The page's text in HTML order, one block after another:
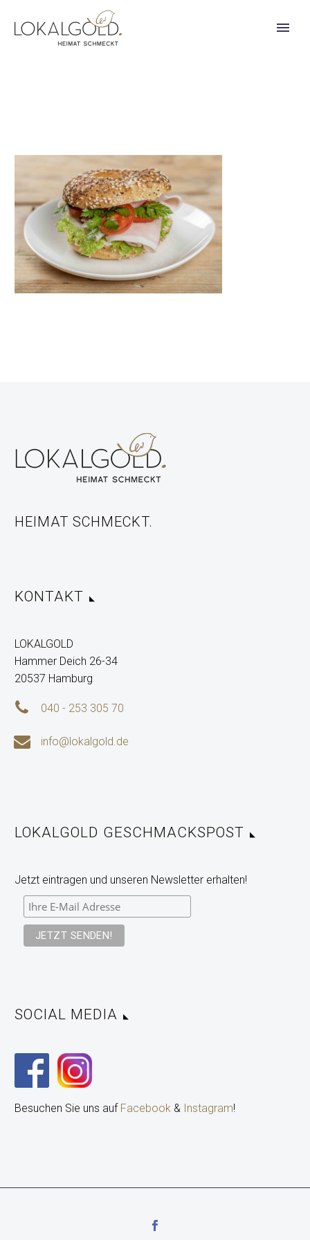
HEIMAT SCHMECKT.
KONTAKT
LOKALGOLD
Hammer Deich 26-34
20537 Hamburg

 040 - 253 305 70

 info@lokalgold.de
LOKALGOLD GESCHMACKSPOST
Jetzt eintragen und unseren Newsletter erhalten!
SOCIAL MEDIA
Besuchen Sie uns auf Facebook & Instagram!